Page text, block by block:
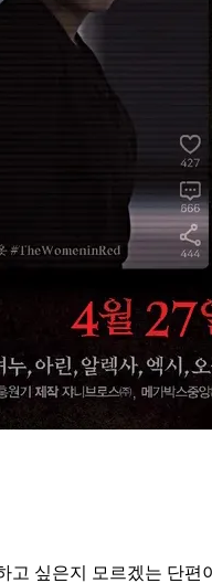
고 싶은지 모르겠는 단